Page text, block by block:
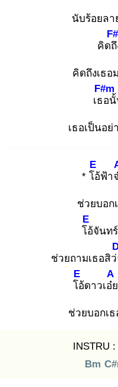
นับร้อยลา
คิดถึ
คิดถึงเธอ
เธอ
F#m
นั้
เธอเป็นอย่
* โอ้
E
ฟ้า
ช่วยบอก
โอ้
E
จันท
ช่วยถามเธอสิว่
โอ้
E
ดาวเอ๋ย
A
ช่วยบอกเธ
INSTRU :
Bm